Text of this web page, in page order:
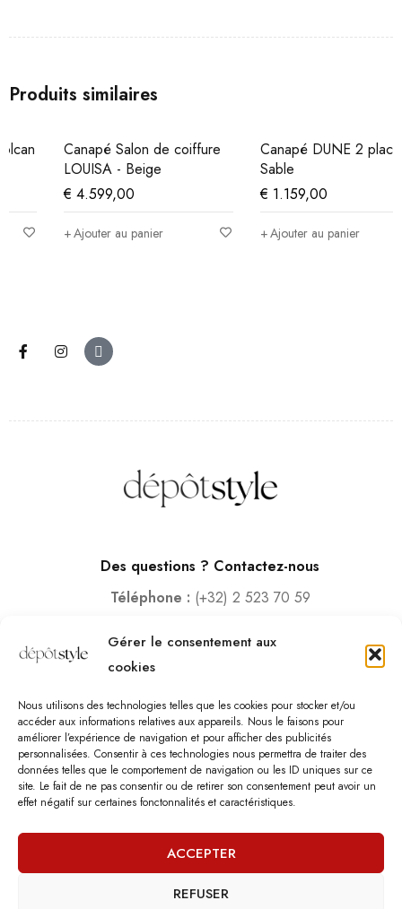
Gérer le consentement aux
cookies
Nous utilisons des technologies telles que les cookies pour stocker et/ou
accéder aux informations relatives aux appareils. Nous le faisons pour
améliorer l’expérience de navigation et pour afficher des publicités
personnalisées. Consentir à ces technologies nous permettra de traiter des
données telles que le comportement de navigation ou les ID uniques sur ce
site. Le fait de ne pas consentir ou de retirer son consentement peut avoir un
effet négatif sur certaines fonctonnalités et caractéristiques.
ACCEPTER
REFUSER
Produits similaires
Canapé Salon de coiffure
LOUISA - Beige
4.599,00
Ajouter au panier
Canapé DUNE 2 places -
1.159,00
Ajouter au panier
Des questions ? Contactez-nous
Téléphone : (+32) 2 523 70 59
Adresse : Rue des Deux Gares 6, 1070 Bruxelles
Lundi – Samedi :10:00 – 18:30
Vendredi :10:00-13:00 – 15:00 -18:30
Dimanche :12:00-18:00
Nous sommes fermés les jours fériés.
– Tous droits réservés.